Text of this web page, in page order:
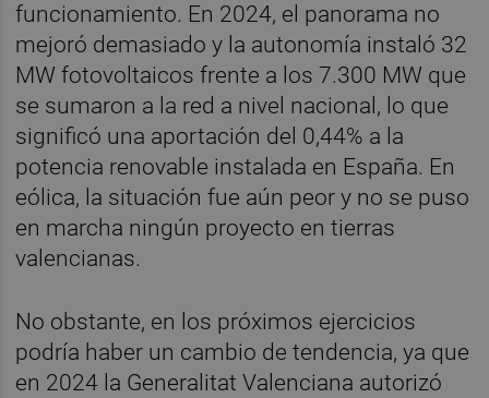
funcionamiento. En 2024, el panorama no
mejoró demasiado y la autonomía instaló 32
MW fotovoltaicos frente a los 7.300 MW que
se sumaron a la red a nivel nacional, lo que
significó una aportación del 0,44% a la
potencia renovable instalada en España. En
eólica, la situación fue aún peor y no se puso
en marcha ningún proyecto en tierras
valencianas.
No obstante, en los próximos ejercicios
podría haber un cambio de tendencia, ya que
en 2024 la Generalitat Valenciana autorizó